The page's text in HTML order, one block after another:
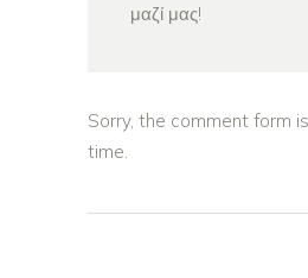
μαζί μας!
Sorry, the comment form
time.